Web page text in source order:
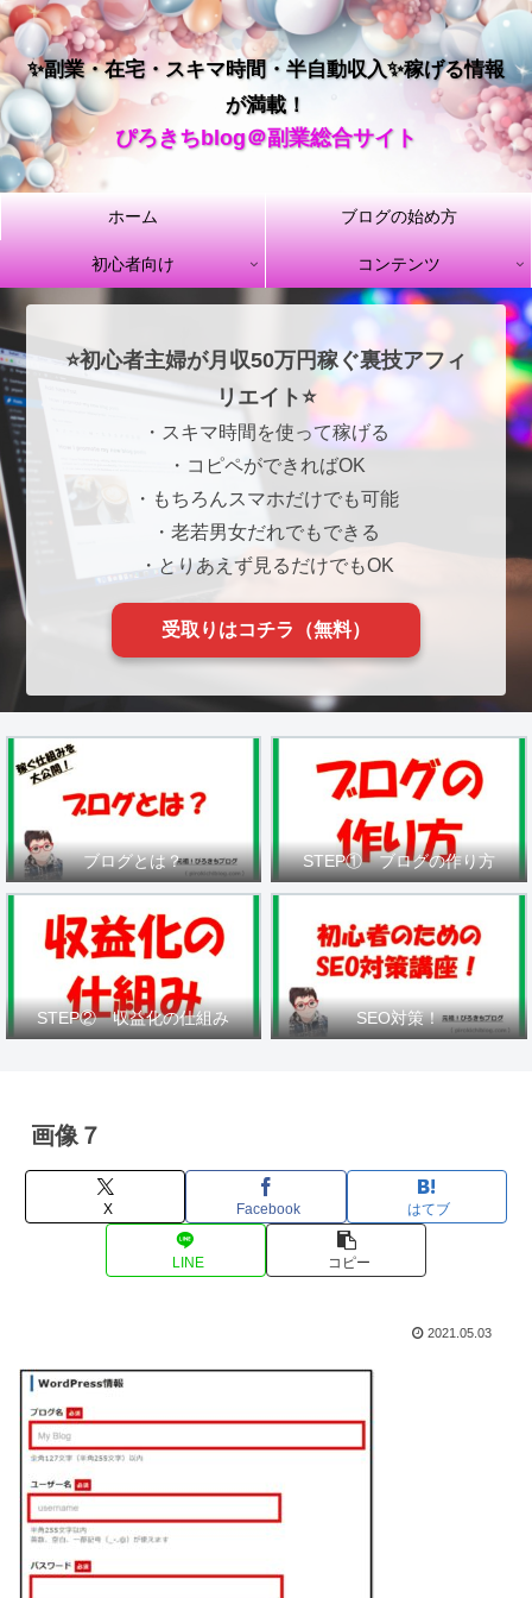
✨副業・在宅・スキマ時間・半自動収入✨稼げる情報
が満載！
ぴろきちblog＠副業総合サイト
ホーム ブログの始め方
初心者向け コンテンツ
⭐初心者主婦が月収50万円稼ぐ裏技アフィ
リエイト⭐
・スキマ時間を使って稼げる
・コピペができればOK
・もちろんスマホだけでも可能
・老若男女だれでもできる
・とりあえず見るだけでもOK
受取りはコチラ（無料）
ブログとは？ STEP① ブログの作り方
STEP② 収益化の仕組み SEO対策！
画像７
X Facebook はてブ
LINE コピー
2021.05.03